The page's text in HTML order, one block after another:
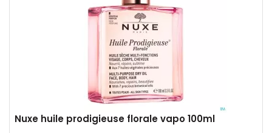
Nuxe huile prodigieuse florale vapo 100ml